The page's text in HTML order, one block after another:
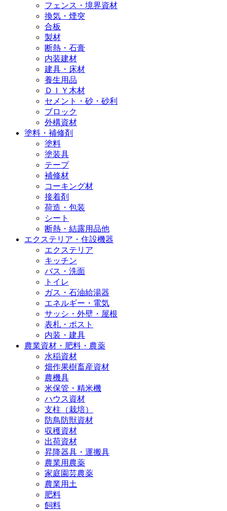
フェンス・境界資材
換気・煙突
合板
製材
断熱・石膏
内装建材
建具・床材
養生用品
ＤＩＹ木材
セメント・砂・砂利
ブロック
外構資材
塗料・補修剤
塗料
塗装具
テープ
補修材
コーキング材
接着剤
荷造・包装
シート
断熱・結露用品他
エクステリア・住設機器
エクステリア
キッチン
バス・洗面
トイレ
ガス・石油給湯器
エネルギー・電気
サッシ・外壁・屋根
表札・ポスト
内装・建具
農業資材・肥料・農薬
水稲資材
畑作果樹畜産資材
農機具
米保管・精米機
ハウス資材
支柱（栽培）
防鳥防獣資材
収穫資材
出荷資材
昇降器具・運搬具
農業用農薬
家庭園芸農薬
農業用土
肥料
飼料